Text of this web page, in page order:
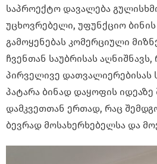
საპროექტო დავალება
უცხოვრებელი, უფუნქციო ბინის
გამოყენებას კომერციული
ჩვენთან საუბრისას
პირველივე დათვალიერებისას
პატარა ბინად დაყოფის იდეაზე
დამკვეთთან ერთად, რაც
ბევრად მოსახერხებელსა და